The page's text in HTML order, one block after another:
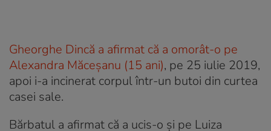
Gheorghe Dincă a afirmat că a omorât-o pe
Alexandra Măceșanu (15 ani), pe 25 iulie 2019,
apoi i-a incinerat corpul într-un butoi din curtea
casei sale.
Bărbatul a afirmat că a ucis-o și pe Luiza